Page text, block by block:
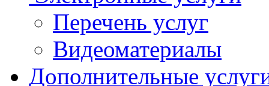
Перечень услуг
Видеоматериалы
Дополнительные